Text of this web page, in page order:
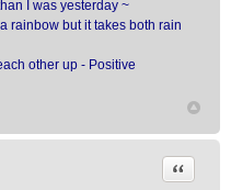
I was yesterday ~
rainbow but it takes both rain
other up - Positive
Citeer